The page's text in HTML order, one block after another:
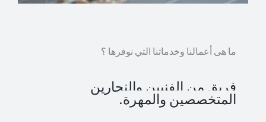
ما هى أعمالنا وخدماتنا التي نوفرها ؟
فريق من الفنيين والنجارين
المتخصصين والمهرة.